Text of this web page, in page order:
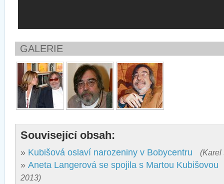
GALERIE
Související obsah:
» Kubišová oslaví narozeniny v Bobycentru (Karel
» Aneta Langerová se spojila s Martou Kubišovou
2013)